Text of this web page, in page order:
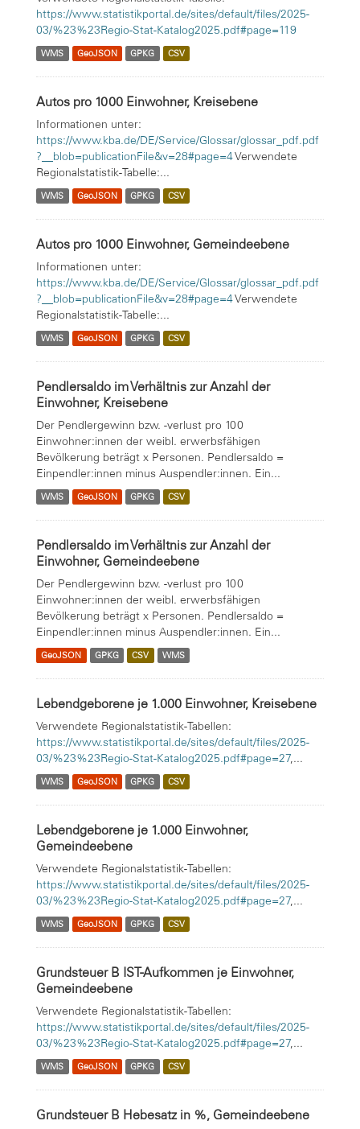
https://www.statistikportal.de/sites/default/files/2025-
03/%23%23Regio-Stat-Katalog2025.pdf#page=119
WMS GeoJSON GPKG CSV
Autos pro 1000 Einwohner, Kreisebene
Informationen unter:
https://www.kba.de/DE/Service/Glossar/glossar_pdf.pdf
?__blob=publicationFile&v=28#page=4Verwendete
Regionalstatistik-Tabelle:...
WMS GeoJSON GPKG CSV
Autos pro 1000 Einwohner, Gemeindeebene
Informationen unter:
https://www.kba.de/DE/Service/Glossar/glossar_pdf.pdf
?__blob=publicationFile&v=28#page=4Verwendete
Regionalstatistik-Tabelle:...
WMS GeoJSON GPKG CSV
Pendlersaldo im Verhältnis zur Anzahl der
Einwohner, Kreisebene
Der Pendlergewinn bzw. -verlust pro 100
Einwohner:innen der weibl. erwerbsfähigen
Bevölkerung beträgt x Personen. Pendlersaldo =
Einpendler:innen minus Auspendler:innen. Ein...
WMS GeoJSON GPKG CSV
Pendlersaldo im Verhältnis zur Anzahl der
Einwohner, Gemeindeebene
Der Pendlergewinn bzw. -verlust pro 100
Einwohner:innen der weibl. erwerbsfähigen
Bevölkerung beträgt x Personen. Pendlersaldo =
Einpendler:innen minus Auspendler:innen. Ein...
GeoJSON GPKG CSV WMS
Lebendgeborene je 1.000 Einwohner, Kreisebene
Verwendete Regionalstatistik-Tabellen:
https://www.statistikportal.de/sites/default/files/2025-
03/%23%23Regio-Stat-Katalog2025.pdf#page=27,...
WMS GeoJSON GPKG CSV
Lebendgeborene je 1.000 Einwohner,
Gemeindeebene
Verwendete Regionalstatistik-Tabellen:
https://www.statistikportal.de/sites/default/files/2025-
03/%23%23Regio-Stat-Katalog2025.pdf#page=27,...
WMS GeoJSON GPKG CSV
Grundsteuer B IST-Aufkommen je Einwohner,
Gemeindeebene
Verwendete Regionalstatistik-Tabellen:
https://www.statistikportal.de/sites/default/files/2025-
03/%23%23Regio-Stat-Katalog2025.pdf#page=27,...
WMS GeoJSON GPKG CSV
Grundsteuer B Hebesatz in %, Gemeindeebene